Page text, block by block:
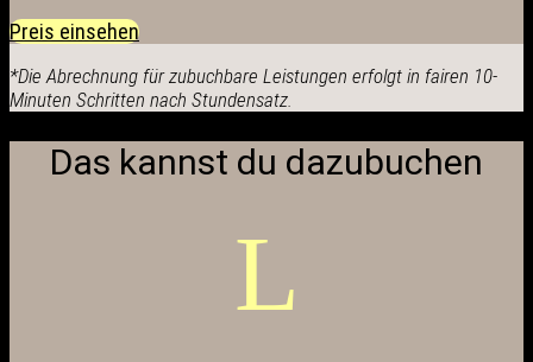
Preis einsehen
*Die Abrechnung für zubuchbare Leistungen erfolgt in fairen 10-
Minuten Schritten nach Stundensatz.
Das kannst du dazubuchen
L